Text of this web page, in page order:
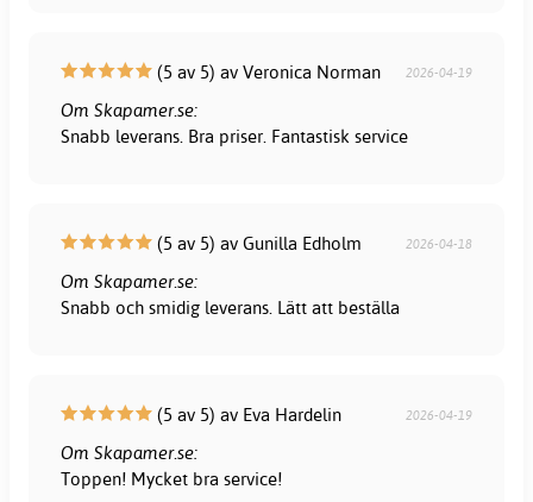
(5 av 5) av Veronica Norman 2026-04-19
Om Skapamer.se:
Snabb leverans. Bra priser. Fantastisk service
(5 av 5) av Gunilla Edholm 2026-04-18
Om Skapamer.se:
Snabb och smidig leverans. Lätt att beställa
(5 av 5) av Eva Hardelin 2026-04-19
Om Skapamer.se:
Toppen! Mycket bra service!